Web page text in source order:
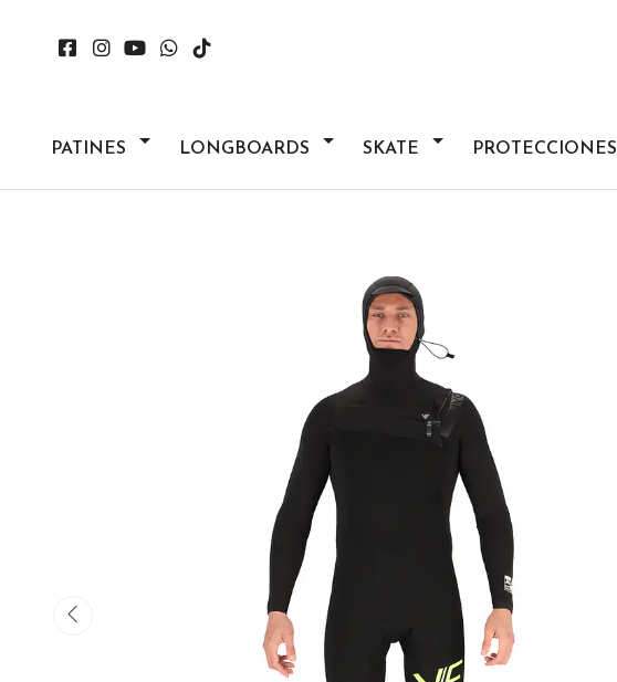
PATINES LONGBOARDS SKATE PROTECCIONES